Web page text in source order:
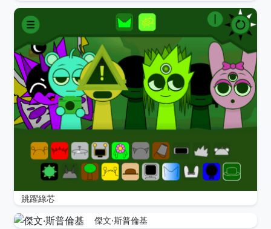
跳躍綠芯
傑文·斯普倫基